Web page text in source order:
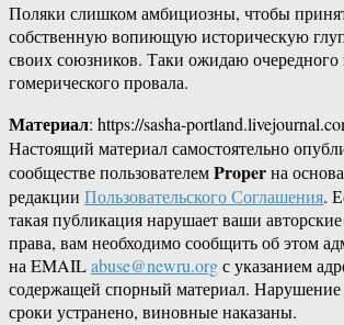
Поляки слишком амбициозны, чтобы
собственную вопиющую историческую
своих союзников. Таки ожидаю очередного
гомерического провала.
Материал: https://sasha-
Настоящий материал самостоятельно
сообществе пользователемProperна
редакции Пользовательского Соглашения.
такая публикация нарушает ваши
права, вам необходимо сообщить об этом
на EMAILabuse@newru.orgс указанием
содержащей спорный материал. Нарушение
сроки устранено, виновные наказаны.